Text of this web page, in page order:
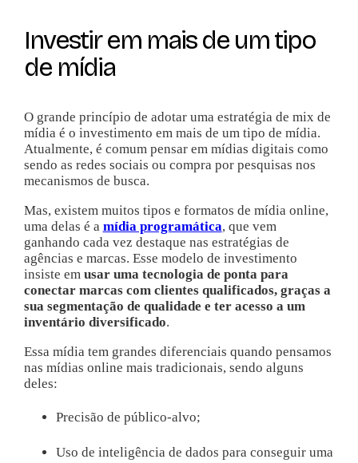
Investir em mais de um tipo
de mídia
O grande princípio de adotar uma estratégia de mix de
mídia é o investimento em mais de um tipo de mídia.
Atualmente, é comum pensar em mídias digitais como
sendo as redes sociais ou compra por pesquisas nos
mecanismos de busca.
Mas, existem muitos tipos e formatos de mídia online,
uma delas é a mídia programática, que vem
ganhando cada vez destaque nas estratégias de
agências e marcas. Esse modelo de investimento
insiste emusar uma tecnologia de ponta para
conectar marcas com clientes qualificados, graças a
sua segmentação de qualidade e ter acesso a um
inventário diversificado.
Essa mídia tem grandes diferenciais quando pensamos
nas mídias online mais tradicionais, sendo alguns
deles:
Precisão de público-alvo;
Uso de inteligência de dados para conseguir uma